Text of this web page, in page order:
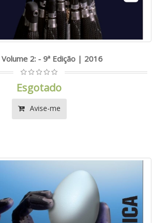
Volume 2: - 9ª Edição | 2016
Esgotado
Avise-me